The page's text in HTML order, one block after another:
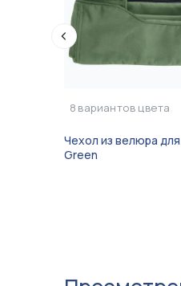
8 вариантов цвета
Чехол из велюра
Green